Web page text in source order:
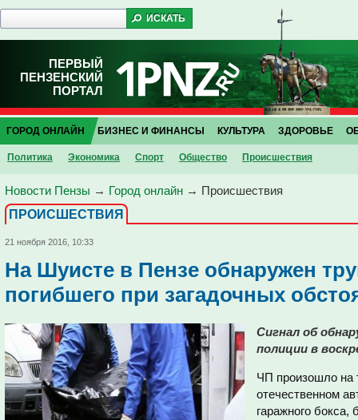
ПЕРВЫЙ
ПЕНЗЕНСКИЙ
ПОРТАЛ
ГОРОД ОНЛАЙН
Политика Экономика Спорт Общество Проиcшествия
БИЗНЕС И ФИНАНСЫ КУЛЬТУРА ЗДОРОВЬЕ
Новости Пензы → Город онлайн → Проиcшествия
ПРОИCШЕСТВИЯ
21 ноября 2016, 10:33
На Шуисте в Пензе обнаружен
погибшего при загадочных
Сигнал об
полиции в
ЧП произошло на
отечественном
гаражного